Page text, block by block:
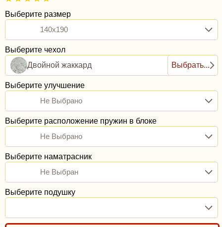
Выберите размер
140x190
Выберите чехол
Двойной жаккард
Выбрать...
Выберите улучшение
Не Выбрано
Выберите расположение пружин в блоке
Не Выбрано
Выберите наматрасник
Не Выбран
Выберите подушку